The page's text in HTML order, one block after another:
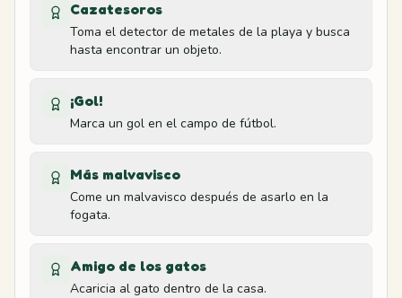
10 Tronco derecho
Forest
11 Borde del mirador
Lookout
12 Plataforma del telescopio
Lookout
Portería izquierda
Soccer field
Cazatesoros
Toma el detector de metales de la playa y busca
hasta encontrar un objeto.
¡Gol!
Marca un gol en el campo de fútbol.
Más malvavisco
Come un malvavisco después de asarlo en la
fogata.
Amigo de los gatos
Acaricia al gato dentro de la casa.